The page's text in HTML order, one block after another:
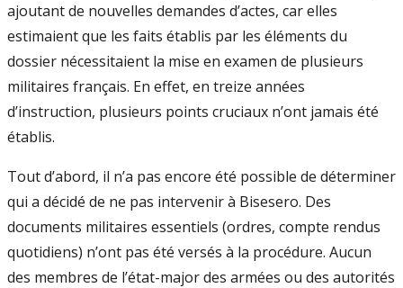
ajoutant de nouvelles demandes d’actes, car elles
estimaient que les faits établis par les éléments du
dossier nécessitaient la mise en examen de plusieurs
militaires français. En effet, en treize années
d’instruction, plusieurs points cruciaux n’ont jamais été
établis.
Tout d’abord, il n’a pas encore été possible de déterminer
qui a décidé de ne pas intervenir à Bisesero. Des
documents militaires essentiels (ordres, compte rendus
quotidiens) n’ont pas été versés à la procédure. Aucun
des membres de l’état-major des armées ou des autorités